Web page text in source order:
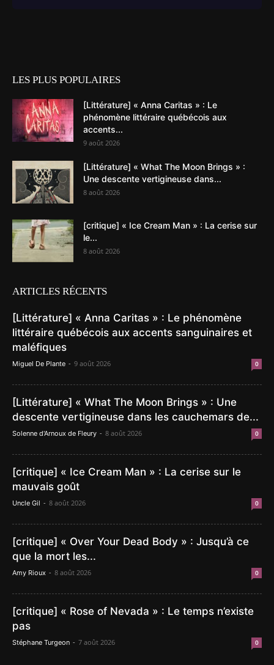
LES PLUS POPULAIRES
[Littérature] « Anna Caritas » : Le
phénomène littéraire québécois aux
accents...
9 août 2026
[Littérature] « What The Moon Brings » :
Une descente vertigineuse dans...
8 août 2026
[critique] « Ice Cream Man » : La cerise sur
le...
8 août 2026
ARTICLES RÉCENTS
[Littérature] « Anna Caritas » : Le phénomène
littéraire québécois aux accents sanguinaires et
maléfiques
Miguel De Plante - 9 août 2026 0
[Littérature] « What The Moon Brings » : Une
descente vertigineuse dans les cauchemars de...
Solenne d'Arnoux de Fleury - 8 août 2026 0
[critique] « Ice Cream Man » : La cerise sur le
mauvais goût
Uncle Gil - 8 août 2026 0
[critique] « Over Your Dead Body » : Jusqu’à ce
que la mort les...
Amy Rioux - 8 août 2026 0
[critique] « Rose of Nevada » : Le temps n’existe
pas
Stéphane Turgeon - 7 août 2026 0